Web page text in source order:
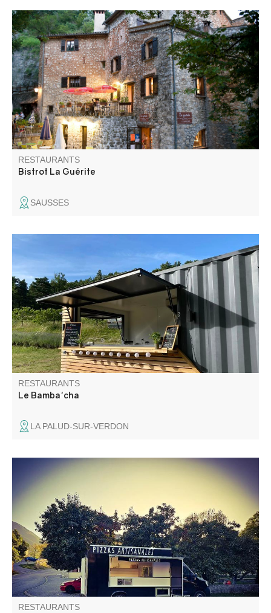
La Guérite propose une cuisine maison avec des produits
locaux et de saison.
RESTAURANTS
Bistrot La Guérite
SAUSSES
Au plaisir de vous accueillir... Venez comme vous êtes !
Nous cuisinons, sauf exception, avec des produits bio,
locaux, de saison, et même du jardin.
RESTAURANTS
Le Bamba'cha
LA PALUD-SUR-VERDON
Pizzas artisanales. Lundi à Thorame-Haute, Mardi à
Thorame-Basse, Mercredi à Allons, Jeudi et samedi au
Camping Le Villard (si ouvert) à Thorame-Basse,
Vendredi à la Maison de pays Beauvezer, Dimanche à
Lambruisse. Prise de commandes à partir de 17h30.
RESTAURANTS